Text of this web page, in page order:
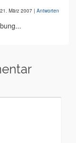
21. März 2007 | Antworten